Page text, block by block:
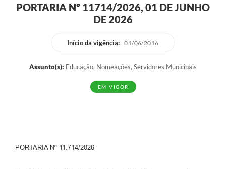
PORTARIA Nº 11714/2026, 01 DE JUNHO
DE 2026
Início da vigência: 01/06/2016
Assunto(s): Educação, Nomeações, Servidores Municipais
EM VIGOR
PORTARIA Nº 11.714/2026